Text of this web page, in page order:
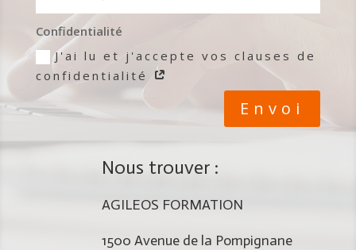
Confidentialité
J'ai lu et j'accepte vos clauses de
confidentialité
Envoi
Nous trouver :
AGILEOS FORMATION
1500 Avenue de la Pompignane